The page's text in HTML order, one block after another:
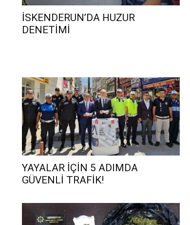
İSKENDERUN’DA HUZUR
DENETİMİ
YAYALAR İÇİN 5 ADIMDA
GÜVENLİ TRAFİK!